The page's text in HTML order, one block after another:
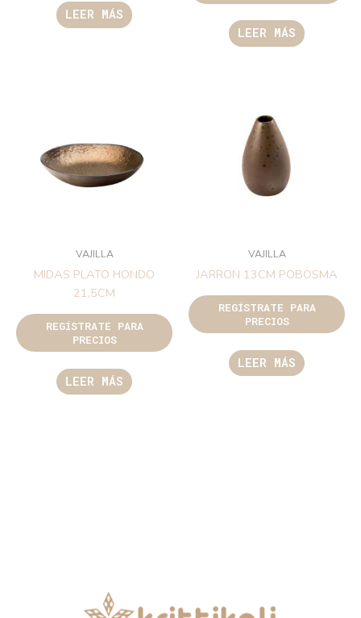
LEER MÁS
LEER MÁS
VAJILLA
MIDAS PLATO HONDO
21,5CM
REGÍSTRATE PARA
PRECIOS
LEER MÁS
VAJILLA
JARRON 13CM POBOSMA
REGÍSTRATE PARA
PRECIOS
LEER MÁS